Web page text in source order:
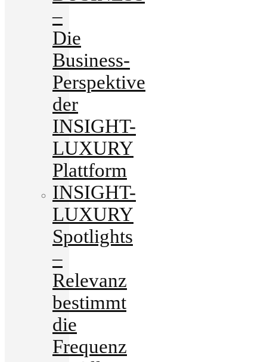
–
Die
Business-
Perspektive
der
INSIGHT-
LUXURY
Plattform
INSIGHT-
LUXURY
Spotlights
–
Relevanz
bestimmt
die
Frequenz